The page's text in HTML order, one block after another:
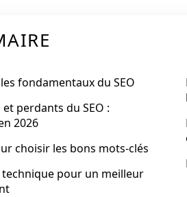
fondamentaux du SEO
perdants du SEO :
2026
choisir les bons mots-clés
pour un meilleur